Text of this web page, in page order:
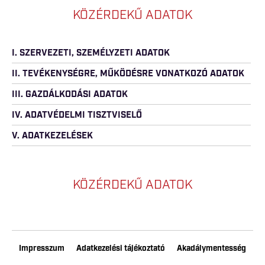
KÖZÉRDEKŰ ADATOK
I. SZERVEZETI, SZEMÉLYZETI ADATOK
II. TEVÉKENYSÉGRE, MŰKÖDÉSRE VONATKOZÓ ADATOK
III. GAZDÁLKODÁSI ADATOK
IV. ADATVÉDELMI TISZTVISELŐ
V. ADATKEZELÉSEK
KÖZÉRDEKŰ ADATOK
Impresszum Adatkezelési tájékoztató Akadálymentesség